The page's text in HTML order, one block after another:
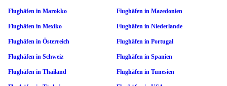
Flughäfen in Marokko Flughäfen in Mazedonien
Flughäfen in Mexiko Flughäfen in Niederlande
Flughäfen in Österreich Flughäfen in Portugal
Flughäfen in Schweiz Flughäfen in Spanien
Flughäfen in Thailand Flughäfen in Tunesien